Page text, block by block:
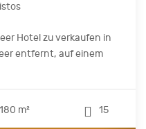
Hotel zu verkaufen in
entfernt, auf einem
m² 15